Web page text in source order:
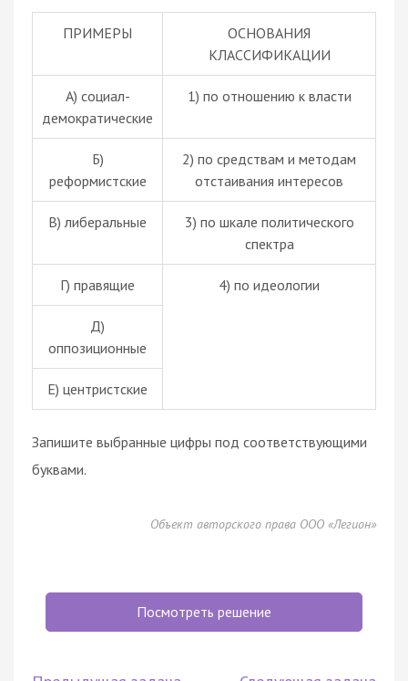
ПРИМЕРЫ
ОСНОВАНИЯ
КЛАССИФИКАЦИИ
А) социал-
демократические
1) по отношению к власти
Б)
реформистские
2) по средствам и методам
отстаивания интересов
В) либеральные
3) по шкале политического
спектра
Г) правящие 4) по идеологии
Д)
оппозиционные
Е) центристские
Запишите выбранные цифры под соответствующими
буквами.
Объект авторского права ООО «Легион»
Посмотреть решение